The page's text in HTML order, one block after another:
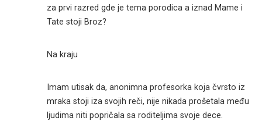
za prvi razred gde je tema porodica a iznad Mame i
Tate stoji Broz?
Na kraju
Imam utisak da, anonimna profesorka koja čvrsto iz
mraka stoji iza svojih reči, nije nikada prošetala među
ljudima niti popričala sa roditeljima svoje dece.